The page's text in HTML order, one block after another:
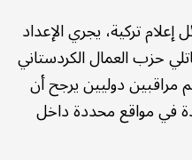
تركية، يجري الإعداد
حزب العمال الكردستاني
دوليين يرجح أن
في مواقع محددة داخل